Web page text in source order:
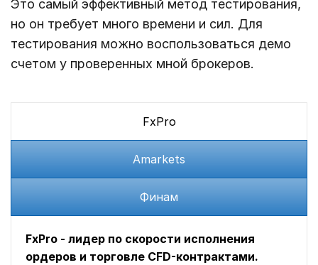
Это самый эффективный метод тестирования,
но он требует много времени и сил. Для
тестирования можно воспользоваться демо
счетом у проверенных мной брокеров.
FxPro
Amarkets
Финам
FxPro - лидер по скорости исполнения
ордеров и торговле CFD-контрактами.